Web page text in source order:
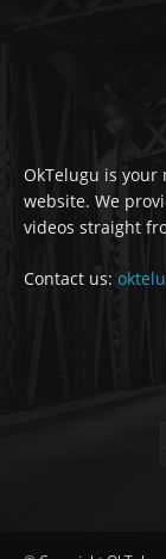
OkTelugu is
website. We
videos straight
Contact us: